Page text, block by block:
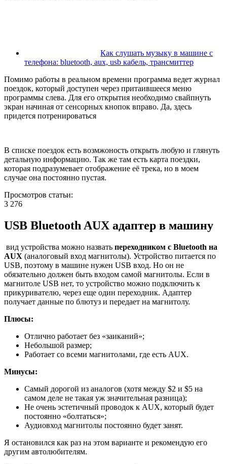
Как слушать музыку в машине с
телефона: bluetooth, aux, usb кабель, трансмиттер
Помимо работы в реальном времени программа ведет журнал
поездок, который доступен через притаившееся меню
программы слева. Для его открытия необходимо свайпнуть
экран начиная от сенсорных кнопок вправо. Да, здесь
придется потренироваться
В списке поездок есть возмжоность открыть любую и глянуть
детальную информацию. Так же там есть карта поездки,
которая подразумевает отображение её трека, но в моем
случае она постоянно пустая.
Просмотров статьи:
3 276
USB Bluetooth AUX адаптер в машину
вид устройства можно назвать переходником с Bluetooth на
AUX (аналоговый вход магнитолы). Устройство питается по
USB, поэтому в машине нужен USB вход. Но он не
обязательно должен быть входом самой магнитолы. Если в
магнитоле USB нет, то устройство можно подключить к
прикуривателю, через еще один переходник. Адаптер
получает данные по блютуз и передает на магнитолу.
Плюсы:
Отлично работает без «заиканий»;
Небольшой размер;
Работает со всеми магнитолами, где есть AUX.
Минусы:
Самый дорогой из аналогов (хотя между $2 и $5 на
самом деле не такая уж значительная разница);
Не очень эстетичный проводок к AUX, который будет
постоянно «болтаться»;
Аудиовход магнитолы постоянно будет занят.
Я остановился как раз на этом варианте и рекомендую его
другим автолюбителям.